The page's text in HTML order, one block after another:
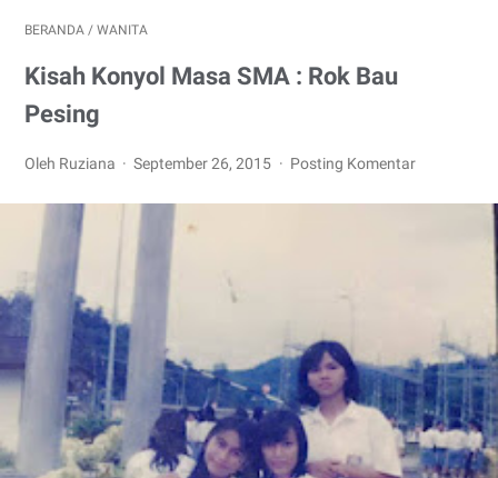
BERANDA / WANITA
Kisah Konyol Masa SMA : Rok Bau
Pesing
Oleh Ruziana September 26, 2015 Posting Komentar